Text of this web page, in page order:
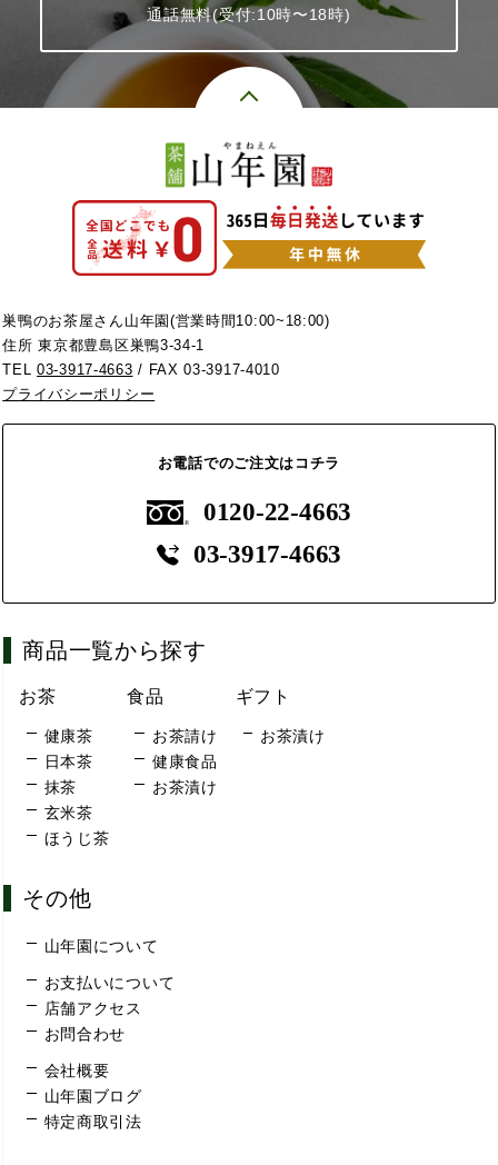
通話無料(受付:10時〜18時)
巣鴨のお茶屋さん山年園(営業時間10:00~18:00)
住所 東京都豊島区巣鴨3-34-1
TEL03-3917-4663 / FAX 03-3917-4010
プライバシーポリシー
お電話でのご注文はコチラ
0120-22-4663
03-3917-4663
商品一覧から探す
お茶
健康茶
日本茶
抹茶
玄米茶
ほうじ茶
食品
お茶請け
健康食品
お茶漬け
ギフト
お茶漬け
その他
山年園について
お支払いについて
店舗アクセス
お問合わせ
会社概要
山年園ブログ
特定商取引法